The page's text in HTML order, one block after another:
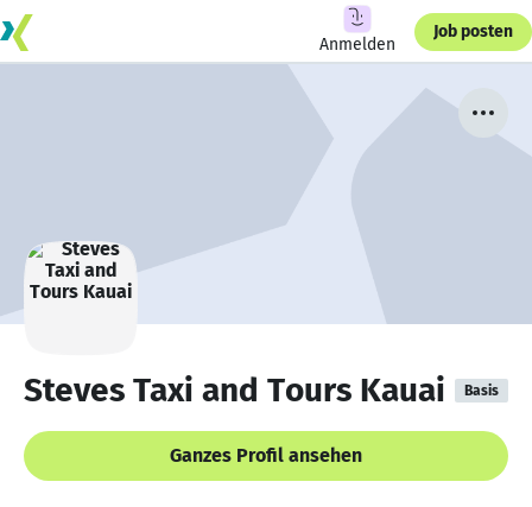
Anmelden
Job posten
Steves Taxi and Tours Kauai Basis
Ganzes Profil ansehen